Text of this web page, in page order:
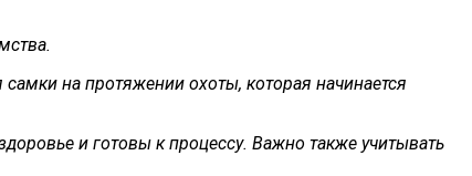
на протяжении охоты, которая начинается
и готовы к процессу. Важно также учитывать